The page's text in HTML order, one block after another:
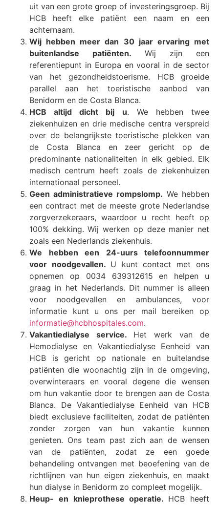
uit van een grote groep of investeringsgroep. Bij
HCB heeft elke patiënt een naam en een
achternaam.
Wij hebben meer dan 30 jaar ervaring met
buitenlandse patiënten. Wij zijn een
referentiepunt in Europa en vooral in de sector
van het gezondheidstoerisme. HCB groeide
parallel aan het toeristische aanbod van
Benidorm en de Costa Blanca.
HCB altijd dicht bij u. We hebben twee
ziekenhuizen en drie medische centra verspreid
over de belangrijkste toeristische plekken van
de Costa Blanca en zeer gericht op de
predominante nationaliteiten in elk gebied. Elk
medisch centrum heeft zoals de ziekenhuizen
internationaal personeel.
Geen administratieve rompslomp. We hebben
een contract met de meeste grote Nederlandse
zorgverzekeraars, waardoor u recht heeft op
100% dekking. Wij werken op deze manier net
zoals een Nederlands ziekenhuis.
We hebben een 24-uurs telefoonnummer
voor noodgevallen. U kunt contact met ons
opnemen op 0034 639312615 en helpen u
graag in het Nederlands. Dit nummer is alleen
voor noodgevallen en ambulances, voor
informatie kunt u ons per mail bereiken op
informatie@hcbhospitales.com.
Vakantiedialyse service. Het werk van de
Hemodialyse en Vakantiedialyse Eenheid van
HCB is gericht op nationale en buitelandse
patiënten die woonachtig zijn in de omgeving,
overwinteraars en vooral degene die wensen
om hun vakantie door te brengen aan de Costa
Blanca. De Vakantiedialyse Eenheid van HCB
biedt exclusieve faciliteiten, zodat de patiënten
zonder zorgen van hun vakantie kunnen
genieten. Ons team past zich aan de wensen
van de patiënten, zodat ze een goede
behandeling ontvangen met beoefening van de
richtlijnen van hun eigen ziekenhuis, en maakt
hun dialyse in Benidorm zo compleet mogelijk.
Heup- en knieprothese operatie. HCB heeft